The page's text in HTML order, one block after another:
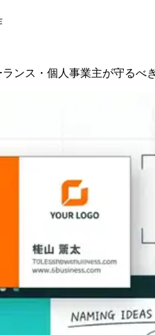
ンス・個人事業主が守るべ